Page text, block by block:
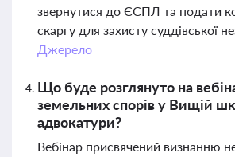
звернутися до ЄСПЛ та подати
скаргу для захисту суддівської
Джерело
Що буде розглянуто на
земельних спорів у Вищій
адвокатури?
Вебінар присвячений визнанню